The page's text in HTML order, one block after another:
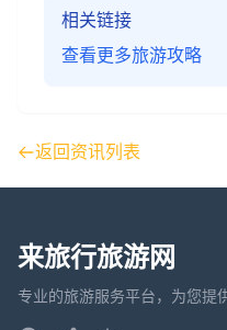
相关链接
查看更多旅游攻略
返回资讯列表
来旅行旅游网
专业的旅游服务平台，为您提